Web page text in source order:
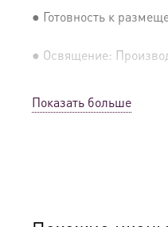
● Готовность к
● Освящение:
● Детали изготовления:
Показать больше